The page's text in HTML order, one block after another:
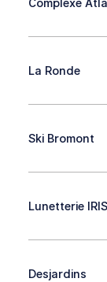
Complexe
La Ronde
Ski Bromont
Lunetterie IRIS
Desjardins